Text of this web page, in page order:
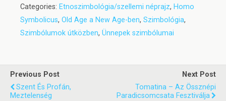
Categories: Etnoszimbológia/szellemi néprajz, Homo
Symbolicus, Old Age a New Age-ben, Szimbológia,
Szimbólumok útközben, Ünnepek szimbólumai
Previous Post
Szent És Profán,
Meztelenség
Next Post
Tomatina – Az Össznépi
Paradicsomcsata Fesztiválja